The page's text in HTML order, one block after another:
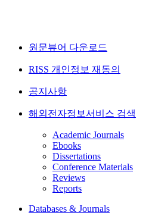
원문뷰어 다운로드
RISS 개인정보 재동의
공지사항
해외전자정보서비스 검색
Academic Journals
Ebooks
Dissertations
Conference Materials
Reviews
Reports
Databases & Journals